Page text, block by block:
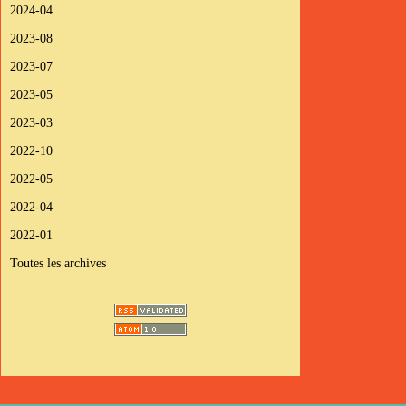
2024-04
2023-08
2023-07
2023-05
2023-03
2022-10
2022-05
2022-04
2022-01
Toutes les archives